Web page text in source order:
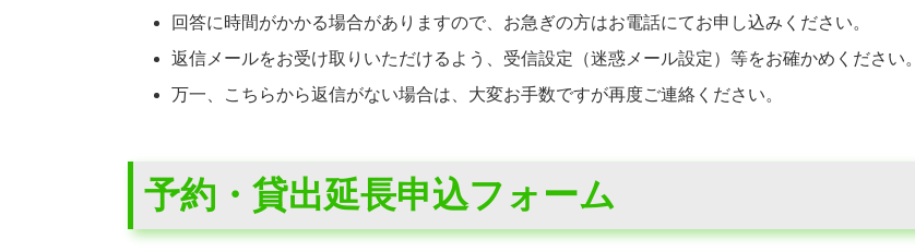
回答に時間がかかる場合がありますので、お急ぎの方はお電話にてお申し込みください。
返信メールをお受け取りいただけるよう、受信設定（迷惑メール設定）等をお確かめください。
万一、こちらから返信がない場合は、大変お手数ですが再度ご連絡ください。
予約・貸出延長申込フォーム